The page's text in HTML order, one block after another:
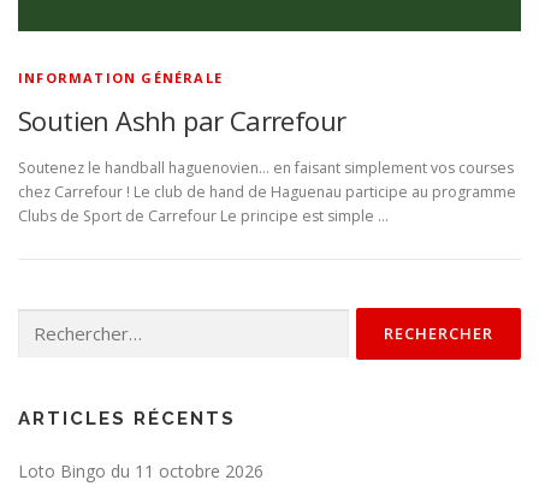
INFORMATION GÉNÉRALE
Soutien Ashh par Carrefour
Soutenez le handball haguenovien… en faisant simplement vos courses
chez Carrefour ! Le club de hand de Haguenau participe au programme
Clubs de Sport de Carrefour Le principe est simple …
ARTICLES RÉCENTS
Loto Bingo du 11 octobre 2026